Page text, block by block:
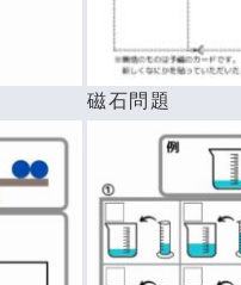
磁石問題